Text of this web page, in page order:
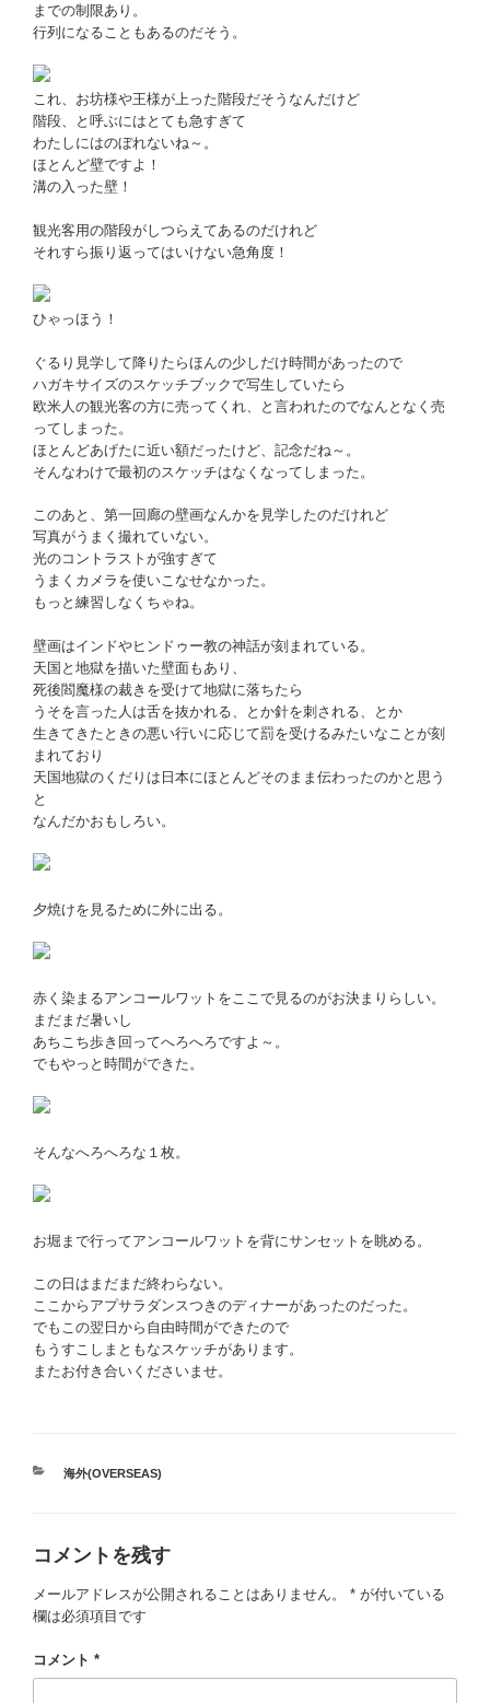
までの制限あり。
行列になることもあるのだそう。
これ、お坊様や王様が上った階段だそうなんだけど
階段、と呼ぶにはとても急すぎて
わたしにはのぼれないね～。
ほとんど壁ですよ！
溝の入った壁！
観光客用の階段がしつらえてあるのだけれど
それすら振り返ってはいけない急角度！
ひゃっほう！
ぐるり見学して降りたらほんの少しだけ時間があったので
ハガキサイズのスケッチブックで写生していたら
欧米人の観光客の方に売ってくれ、と言われたのでなんとなく売
ってしまった。
ほとんどあげたに近い額だったけど、記念だね～。
そんなわけで最初のスケッチはなくなってしまった。
このあと、第一回廊の壁画なんかを見学したのだけれど
写真がうまく撮れていない。
光のコントラストが強すぎて
うまくカメラを使いこなせなかった。
もっと練習しなくちゃね。
壁画はインドやヒンドゥー教の神話が刻まれている。
天国と地獄を描いた壁面もあり、
死後閻魔様の裁きを受けて地獄に落ちたら
うそを言った人は舌を抜かれる、とか針を刺される、とか
生きてきたときの悪い行いに応じて罰を受けるみたいなことが刻
まれており
天国地獄のくだりは日本にほとんどそのまま伝わったのかと思う
と
なんだかおもしろい。
夕焼けを見るために外に出る。
赤く染まるアンコールワットをここで見るのがお決まりらしい。
まだまだ暑いし
あちこち歩き回ってへろへろですよ～。
でもやっと時間ができた。
そんなへろへろな１枚。
お堀まで行ってアンコールワットを背にサンセットを眺める。
この日はまだまだ終わらない。
ここからアプサラダンスつきのディナーがあったのだった。
でもこの翌日から自由時間ができたので
もうすこしまともなスケッチがあります。
またお付き合いくださいませ。
カ
ー
海外(OVERSEAS)
コメントを残す
メールアドレスが公開されることはありません。 * が付いている
欄は必須項目です
コメント *